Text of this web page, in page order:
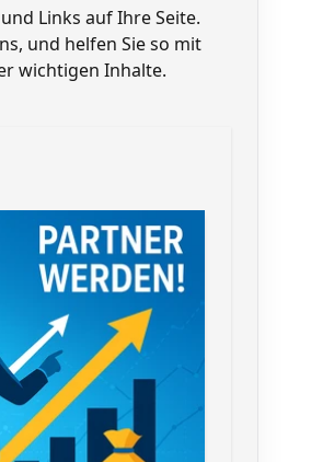
Links auf Ihre Seite.
und helfen Sie so mit
wichtigen Inhalte.